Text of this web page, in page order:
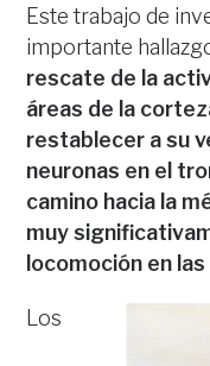
Este trabajo de
importante
rescate de la
áreas de la
restablecer a su
neuronas en el
camino hacia la
muy
locomoción en
Los